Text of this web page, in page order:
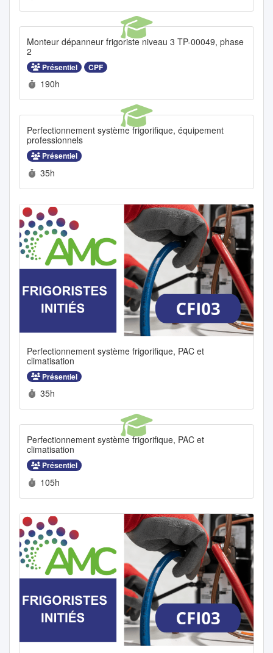
Monteur dépanneur frigoriste niveau 3 TP-00049, phase
2
Présentiel CPF
Durée :
190h
Perfectionnement système frigorifique, équipement
professionnels
Présentiel
Durée :
35h
Perfectionnement système frigorifique, PAC et
climatisation
Présentiel
Durée :
35h
Perfectionnement système frigorifique, PAC et
climatisation
Présentiel
Durée :
105h